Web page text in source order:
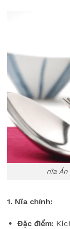
nĩa Ăn
1. Nĩa chính:
Đặc điểm: